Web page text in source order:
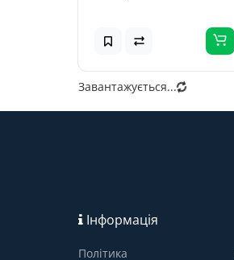
Завантажується...
Інформація
Політика